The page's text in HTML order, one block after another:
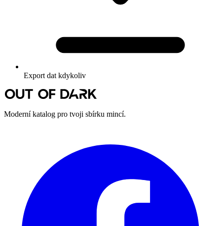
Export dat kdykoliv
Moderní katalog pro tvoji sbírku mincí.